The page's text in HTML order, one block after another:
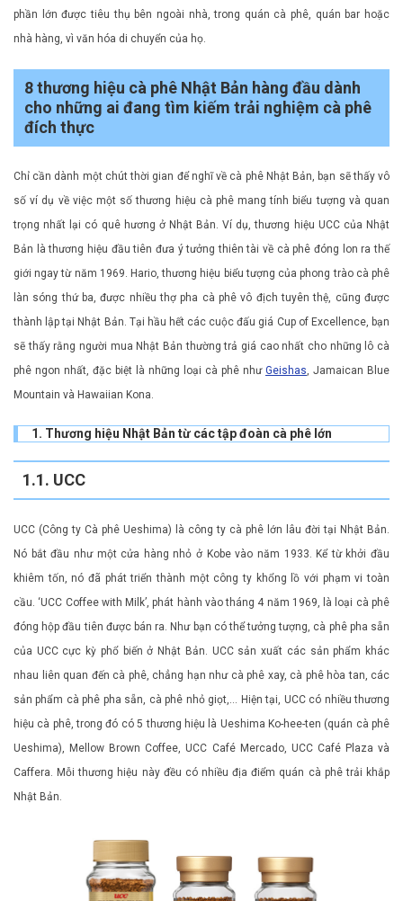
phần lớn được tiêu thụ bên ngoài nhà, trong quán cà phê, quán bar hoặc
nhà hàng, vì văn hóa di chuyển của họ.
8 thương hiệu cà phê Nhật Bản hàng đầu dành
cho những ai đang tìm kiếm trải nghiệm cà phê
đích thực
Chỉ cần dành một chút thời gian để nghĩ về cà phê Nhật Bản, bạn sẽ thấy vô
số ví dụ về việc một số thương hiệu cà phê mang tính biểu tượng và quan
trọng nhất lại có quê hương ở Nhật Bản. Ví dụ, thương hiệu UCC của Nhật
Bản là thương hiệu đầu tiên đưa ý tưởng thiên tài về cà phê đóng lon ra thế
giới ngay từ năm 1969. Hario, thương hiệu biểu tượng của phong trào cà phê
làn sóng thứ ba, được nhiều thợ pha cà phê vô địch tuyên thệ, cũng được
thành lập tại Nhật Bản. Tại hầu hết các cuộc đấu giá Cup of Excellence, bạn
sẽ thấy rằng người mua Nhật Bản thường trả giá cao nhất cho những lô cà
phê ngon nhất, đặc biệt là những loại cà phê như Geishas, ​​Jamaican Blue
Mountain và Hawaiian Kona.
1. Thương hiệu Nhật Bản từ các tập đoàn cà phê lớn
1.1. UCC
UCC (Công ty Cà phê Ueshima) là công ty cà phê lớn lâu đời tại Nhật Bản.
Nó bắt đầu như một cửa hàng nhỏ ở Kobe vào năm 1933. Kể từ khởi đầu
khiêm tốn, nó đã phát triển thành một công ty khổng lồ với phạm vi toàn
cầu. ‘UCC Coffee with Milk’, phát hành vào tháng 4 năm 1969, là loại cà phê
đóng hộp đầu tiên được bán ra. Như bạn có thể tưởng tượng, cà phê pha sẵn
của UCC cực kỳ phổ biến ở Nhật Bản. UCC sản xuất các sản phẩm khác
nhau liên quan đến cà phê, chẳng hạn như cà phê xay, cà phê hòa tan, các
sản phẩm cà phê pha sẵn, cà phê nhỏ giọt,… Hiện tại, UCC có nhiều thương
hiệu cà phê, trong đó có 5 thương hiệu là Ueshima Ko-hee-ten (quán cà phê
Ueshima), Mellow Brown Coffee, UCC Café Mercado, UCC Café Plaza và
Caffera. Mỗi thương hiệu này đều có nhiều địa điểm quán cà phê trải khắp
Nhật Bản.